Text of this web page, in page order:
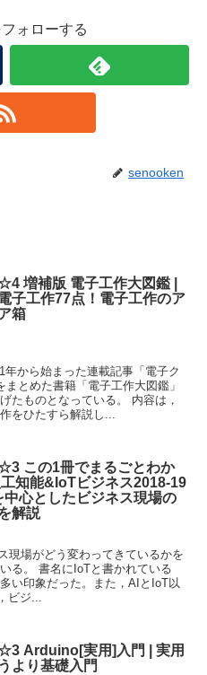
ォローする
senooken
増補版 電子工作大図鑑 |
子工作77点！電子工作のア
箱
から始まった連載記事「電子ク
とめた書籍「電子工作大図鑑」
たものとなっている。 内容は，
をひたすら解説し...
この1冊でまるごとわか
知能&IoTビジネス2018-19
中心としたビジネス現場の
解説
現場がどう変わってきているかを
る。 書名にIoTと書かれている
い印象だった。また，AIとIoT以
ビジ...
Arduino[実用]入門 | 実用
より基礎入門